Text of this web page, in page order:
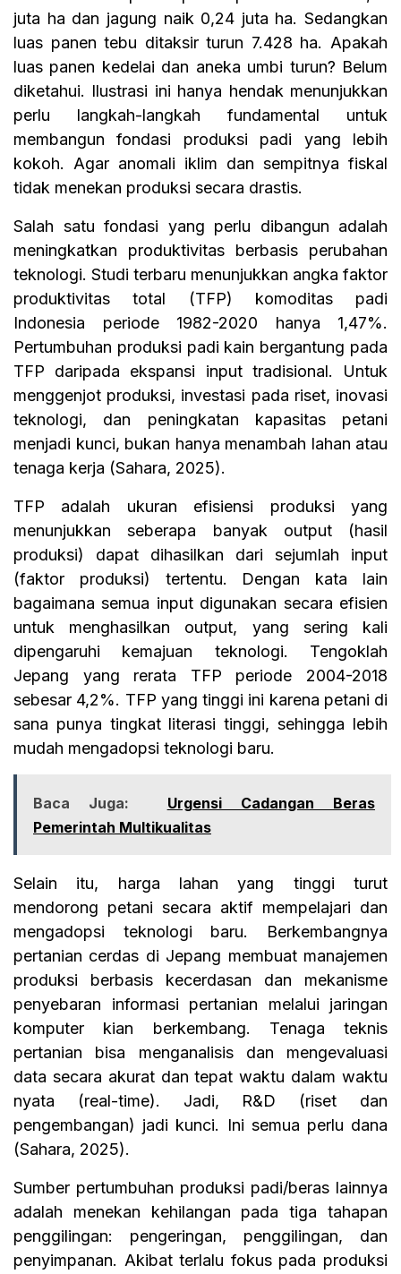
juta ha dan jagung naik 0,24 juta ha. Sedangkan
luas panen tebu ditaksir turun 7.428 ha. Apakah
luas panen kedelai dan aneka umbi turun? Belum
diketahui. Ilustrasi ini hanya hendak menunjukkan
perlu langkah-langkah fundamental untuk
membangun fondasi produksi padi yang lebih
kokoh. Agar anomali iklim dan sempitnya fiskal
tidak menekan produksi secara drastis.
Salah satu fondasi yang perlu dibangun adalah
meningkatkan produktivitas berbasis perubahan
teknologi. Studi terbaru menunjukkan angka faktor
produktivitas total (TFP) komoditas padi
Indonesia periode 1982-2020 hanya 1,47%.
Pertumbuhan produksi padi kain bergantung pada
TFP daripada ekspansi input tradisional. Untuk
menggenjot produksi, investasi pada riset, inovasi
teknologi, dan peningkatan kapasitas petani
menjadi kunci, bukan hanya menambah lahan atau
tenaga kerja (Sahara, 2025).
TFP adalah ukuran efisiensi produksi yang
menunjukkan seberapa banyak output (hasil
produksi) dapat dihasilkan dari sejumlah input
(faktor produksi) tertentu. Dengan kata lain
bagaimana semua input digunakan secara efisien
untuk menghasilkan output, yang sering kali
dipengaruhi kemajuan teknologi. Tengoklah
Jepang yang rerata TFP periode 2004-2018
sebesar 4,2%. TFP yang tinggi ini karena petani di
sana punya tingkat literasi tinggi, sehingga lebih
mudah mengadopsi teknologi baru.
Baca Juga:
Urgensi Cadangan Beras
Pemerintah Multikualitas
Selain itu, harga lahan yang tinggi turut
mendorong petani secara aktif mempelajari dan
mengadopsi teknologi baru. Berkembangnya
pertanian cerdas di Jepang membuat manajemen
produksi berbasis kecerdasan dan mekanisme
penyebaran informasi pertanian melalui jaringan
komputer kian berkembang. Tenaga teknis
pertanian bisa menganalisis dan mengevaluasi
data secara akurat dan tepat waktu dalam waktu
nyata (real-time). Jadi, R&D (riset dan
pengembangan) jadi kunci. Ini semua perlu dana
(Sahara, 2025).
Sumber pertumbuhan produksi padi/beras lainnya
adalah menekan kehilangan pada tiga tahapan
penggilingan: pengeringan, penggilingan, dan
penyimpanan. Akibat terlalu fokus pada produksi